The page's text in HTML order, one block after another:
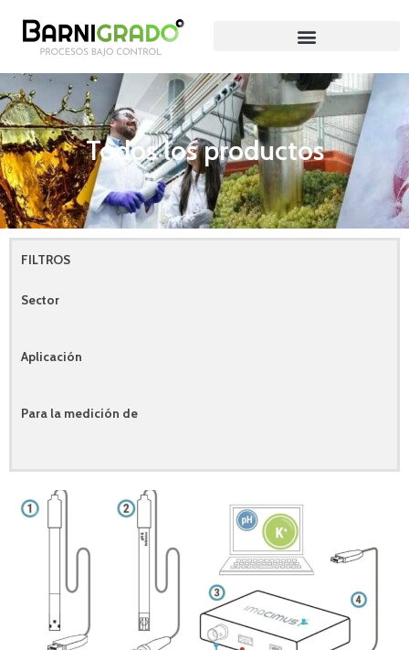
contenido
Todos los productos
FILTROS
Sector
Aplicación
Para la medición de